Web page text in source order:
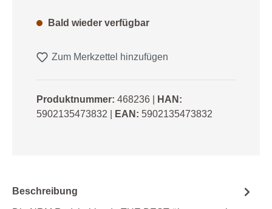
Bald wieder verfügbar
Zum Merkzettel hinzufügen
Produktnummer: 468236
HAN:
5902135473832
EAN: 5902135473832
Beschreibung